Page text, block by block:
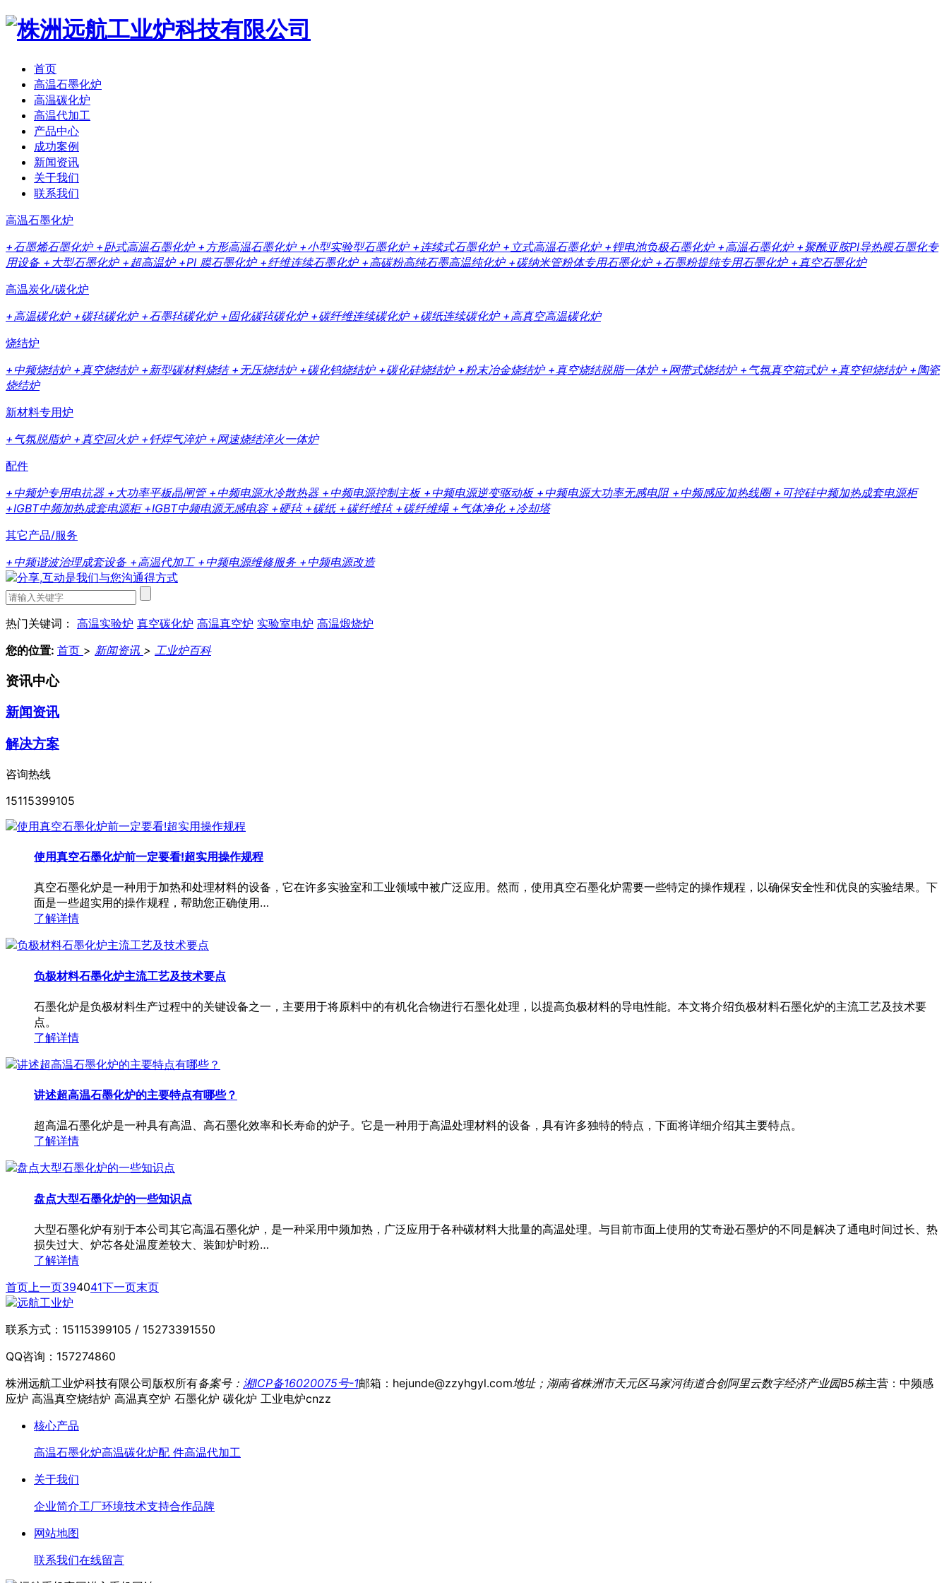
首页
高温石墨化炉
高温碳化炉
高温代加工
产品中心
成功案例
新闻资讯
关于我们
联系我们
高温石墨化炉
+石墨烯石墨化炉 +卧式高温石墨化炉 +方形高温石墨化炉 +小型实验型石墨化炉 +连续式石墨化炉 +立式高温石墨化炉 +锂电池负极石墨化炉 +高温石墨化炉 +聚酰亚胺PI导热膜石墨化专
用设备 +大型石墨化炉 +超高温炉 +PI 膜石墨化炉 +纤维连续石墨化炉 +高碳粉高纯石墨高温纯化炉 +碳纳米管粉体专用石墨化炉 +石墨粉提纯专用石墨化炉 +真空石墨化炉
高温炭化/碳化炉
+高温碳化炉 +碳毡碳化炉 +石墨毡碳化炉 +固化碳毡碳化炉 +碳纤维连续碳化炉 +碳纸连续碳化炉 +高真空高温碳化炉
烧结炉
+中频烧结炉 +真空烧结炉 +新型碳材料烧结 +无压烧结炉 +碳化钨烧结炉 +碳化硅烧结炉 +粉末冶金烧结炉 +真空烧结脱脂一体炉 +网带式烧结炉 +气氛真空箱式炉 +真空钽烧结炉 +陶瓷
烧结炉
新材料专用炉
+气氛脱脂炉 +真空回火炉 +钎焊气淬炉 +网速烧结淬火一体炉
配件
+中频炉专用电抗器 +大功率平板晶闸管 +中频电源水冷散热器 +中频电源控制主板 +中频电源逆变驱动板 +中频电源大功率无感电阻 +中频感应加热线圈 +可控硅中频加热成套电源柜
+IGBT中频加热成套电源柜+IGBT中频电源无感电容 +硬毡 +碳纸 +碳纤维毡 +碳纤维绳 +气体净化 +冷却塔
其它产品/服务
+中频谐波治理成套设备 +高温代加工 +中频电源维修服务 +中频电源改造
热门关键词： 高温实验炉 真空碳化炉 高温真空炉 实验室电炉 高温煅烧炉
您的位置: 首页 > 新闻资讯 > 工业炉百科
资讯中心
新闻资讯
解决方案
咨询热线
15115399105
使用真空石墨化炉前一定要看!超实用操作规程
真空石墨化炉是一种用于加热和处理材料的设备，它在许多实验室和工业领域中被广泛应用。然而，使用真空石墨化炉需要一些特定的操作规程，以确保安全性和优良的实验结果。下
面是一些超实用的操作规程，帮助您正确使用…
了解详情
负极材料石墨化炉主流工艺及技术要点
石墨化炉是负极材料生产过程中的关键设备之一，主要用于将原料中的有机化合物进行石墨化处理，以提高负极材料的导电性能。本文将介绍负极材料石墨化炉的主流工艺及技术要
点。
了解详情
讲述超高温石墨化炉的主要特点有哪些？
超高温石墨化炉是一种具有高温、高石墨化效率和长寿命的炉子。它是一种用于高温处理材料的设备，具有许多独特的特点，下面将详细介绍其主要特点。
了解详情
盘点大型石墨化炉的一些知识点
大型石墨化炉有别于本公司其它高温石墨化炉，是一种采用中频加热，广泛应用于各种碳材料大批量的高温处理。与目前市面上使用的艾奇逊石墨炉的不同是解决了通电时间过长、热
损失过大、炉芯各处温度差较大、装卸炉时粉…
了解详情
首页 上一页394041下一页末页
联系方式： 15115399105 / 15273391550
QQ咨询： 157274860
株洲远航工业炉科技有限公司版权所有备案号： 湘ICP备16020075号-1邮箱：hejunde@zzyhgyl.com地址；湖南省株洲市天元区马家河街道合创阿里云数字经济产业园B5栋主营：中频感
应炉 高温真空烧结炉 高温真空炉 石墨化炉 碳化炉 工业电炉cnzz
核心产品
高温石墨化炉高温碳化炉配 件高温代加工
关于我们
企业简介工厂环境技术支持合作品牌
网站地图
联系我们在线留言